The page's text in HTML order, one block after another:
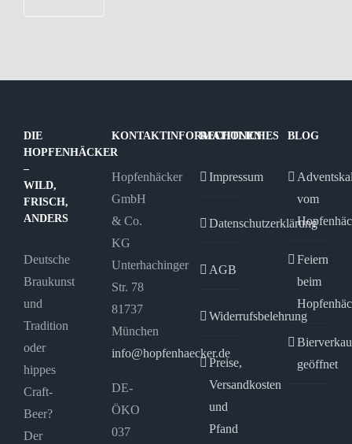
DIE
HOPFENHÄCKER
–
WILD,
FRISCH,
ANDERS
Deutsche
Braukunst
und
Tradition
oder
hippes
Craft-
Beer?
Der
KONTAKTINFORMATIONEN
Hopfenhäcker
GmbH
& Co.
KG
Unterhachinger
Str. 78
81737
München
info@hopfenhaecker.de
DE-
ÖKO
037
RECHTLICHES
Impressum
Datenschutzerklärung
AGB
Widerrufsbelehrung
Preise,
Versandkosten
und
Pfand
BLOG
vom
Feiern
beim
geöffnet